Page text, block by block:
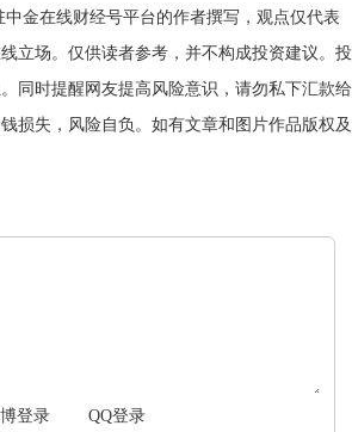
中金在线财经号平台的作者撰写，观点仅代表
立场。仅供读者参考，并不构成投资建议。投
同时提醒网友提高风险意识，请勿私下汇款给
损失，风险自负。如有文章和图片作品版权及
登录 QQ登录